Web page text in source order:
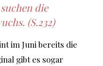
die
(S.232)
im Juni bereits die
gibt es sogar